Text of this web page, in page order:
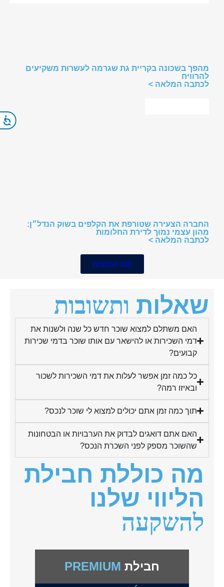
מהפך בשכונה בקריית גת שגרמה לעשרות משקיעים
להרוויח
לכתבה המלאה >
החברה הצעירה שטורפת את הקלפים בשוק הנדל״ן:
מהון עצמי נמוך לדירת החלומות
לכתבה המלאה >
לכל הכתבות
שאלות ותשובות
האם משתלם למצוא שוכר חדש כל שנה ולשנות את
דמי השכירות או להישאר עם אותו שוכר בדמי שכירות
קבועים?
כל כמה זמן אפשר לעלות את דמי השכירות לשכור
ובאיזו רמה?
תוך כמה זמן אתם יכולים למצוא לי שוכר לנכס?
האם אתם דואגים לבדוק את הערבויות או הבטחונות
שהשוכר מספק לפני השכרת הנכס?
מה כוללת חבילת
הליווי שלנו
להשקעה
חבילת PREMIUM